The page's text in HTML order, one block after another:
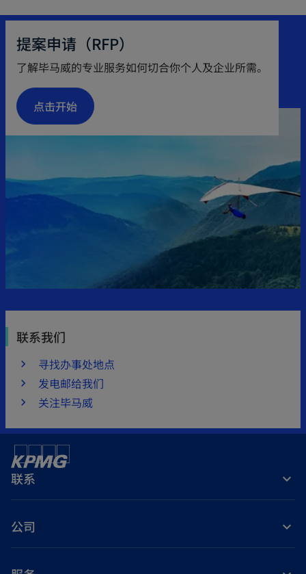
提案申请（RFP）
了解毕马威的专业服务如何切合你个人及企业所需。
点击开始
联系我们
寻找办事处地点
发电邮给我们
关注毕马威
联系
公司